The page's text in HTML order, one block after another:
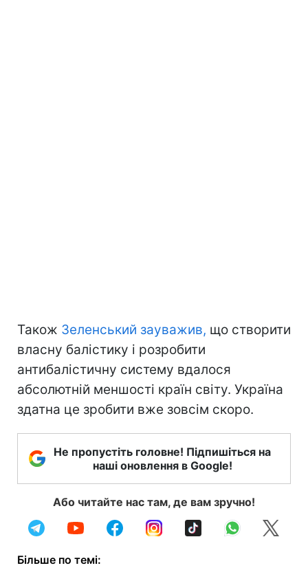
Також Зеленський зауважив, що створити
власну балістику і розробити
антибалістичну систему вдалося
абсолютній меншості країн світу. Україна
здатна це зробити вже зовсім скоро.
Не пропустіть головне! Підпишіться на
наші оновлення в Google!
Або читайте нас там, де вам зручно!
Більше по темі: